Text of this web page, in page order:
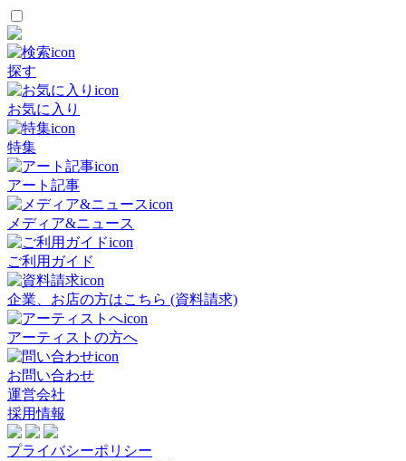
探す
お気に入り
特集
アート記事
メディア&ニュース
ご利用ガイド
企業、お店の方はこちら (資料請求)
アーティストの方へ
お問い合わせ
運営会社
採用情報
プライバシーポリシー